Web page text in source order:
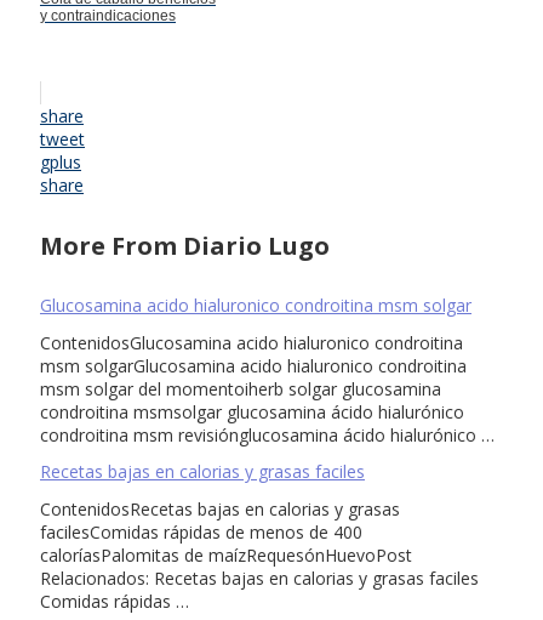
y contraindicaciones
share
tweet
gplus
share
More From Diario Lugo
Glucosamina acido hialuronico condroitina msm solgar
ContenidosGlucosamina acido hialuronico condroitina
msm solgarGlucosamina acido hialuronico condroitina
msm solgar del momentoiherb solgar glucosamina
condroitina msmsolgar glucosamina ácido hialurónico
condroitina msm revisiónglucosamina ácido hialurónico …
Recetas bajas en calorias y grasas faciles
ContenidosRecetas bajas en calorias y grasas
facilesComidas rápidas de menos de 400
caloríasPalomitas de maízRequesónHuevoPost
Relacionados: Recetas bajas en calorias y grasas faciles
Comidas rápidas …